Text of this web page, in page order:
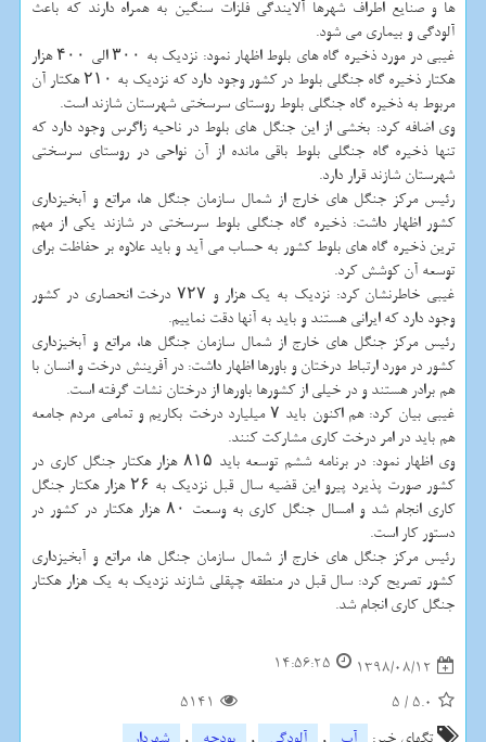
ها و صنایع اطراف شهرها آلایندگی فلزات سنگین به همراه دارند كه باعث
آلودگی و بیماری می شود.
غیبی در مورد ذخیره گاه های بلوط اظهار نمود: نزدیك به ۳۰۰ الی ۴۰۰ هزار
هكتار ذخیره گاه جنگلی بلوط در كشور وجود دارد كه نزدیك به ۲۱۰ هكتار آن
مربوط به ذخیره گاه جنگلی بلوط روستای سرسختی شهرستان شازند است.
وی اضافه كرد: بخشی از این جنگل های بلوط در ناحیه زاگرس وجود دارد كه
تنها ذخیره گاه جنگلی بلوط باقی مانده از آن نواحی در روستای سرسختی
شهرستان شازند قرار دارد.
رئیس مركز جنگل های خارج از شمال سازمان جنگل ها، مراتع و آبخیزداری
كشور اظهار داشت: ذخیره گاه جنگلی بلوط سرسختی در شازند یكی از مهم
ترین ذخیره گاه های بلوط كشور به حساب می آید و باید علاوه بر حفاظت برای
توسعه آن كوشش كرد.
غیبی خاطرنشان كرد: نزدیك به یك هزار و ۷۲۷ درخت انحصاری در كشور
وجود دارد كه ایرانی هستند و باید به آنها دقت نماییم.
رئیس مركز جنگل های خارج از شمال سازمان جنگل ها، مراتع و آبخیزداری
كشور در مورد ارتباط درختان و باورها اظهار داشت: در آفرینش درخت و انسان با
هم برادر هستند و در خیلی از كشورها باورها از درختان نشات گرفته است.
غیبی بیان كرد: هم اكنون باید ۷ میلیارد درخت بكاریم و تمامی مردم جامعه
هم باید در امر درخت كاری مشاركت كنند.
وی اظهار نمود: در برنامه ششم توسعه باید ۸۱۵ هزار هكتار جنگل كاری در
كشور صورت پذیرد پیرو این قضیه سال قبل نزدیك به ۲۶ هزار هكتار جنگل
كاری انجام شد و امسال جنگل كاری به وسعت ۸۰ هزار هكتار در كشور در
دستور كار است.
رئیس مركز جنگل های خارج از شمال سازمان جنگل ها، مراتع و آبخیزداری
كشور تصریح كرد: سال قبل در منطقه چپقلی شازند نزدیك به یك هزار هكتار
جنگل كاری انجام شد.
1398/08/12
14:56:25
5.0
/
5
5141